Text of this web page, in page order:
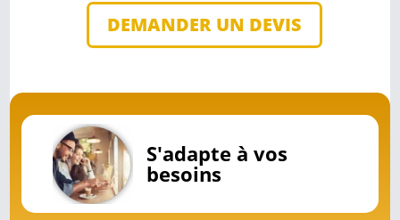
DEMANDER UN DEVIS
S'adapte à vos
besoins